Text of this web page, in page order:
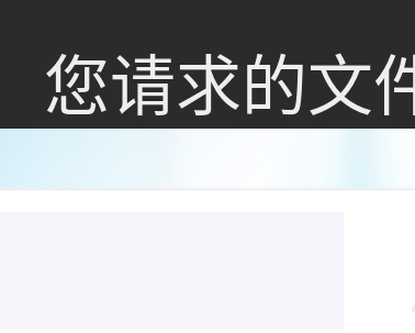
您请求的文